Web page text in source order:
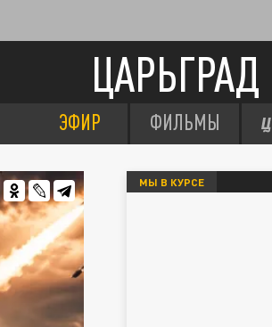
ЦАРЬГРАД
ЭФИР ФИЛЬМЫ
МЫ В КУРСЕ